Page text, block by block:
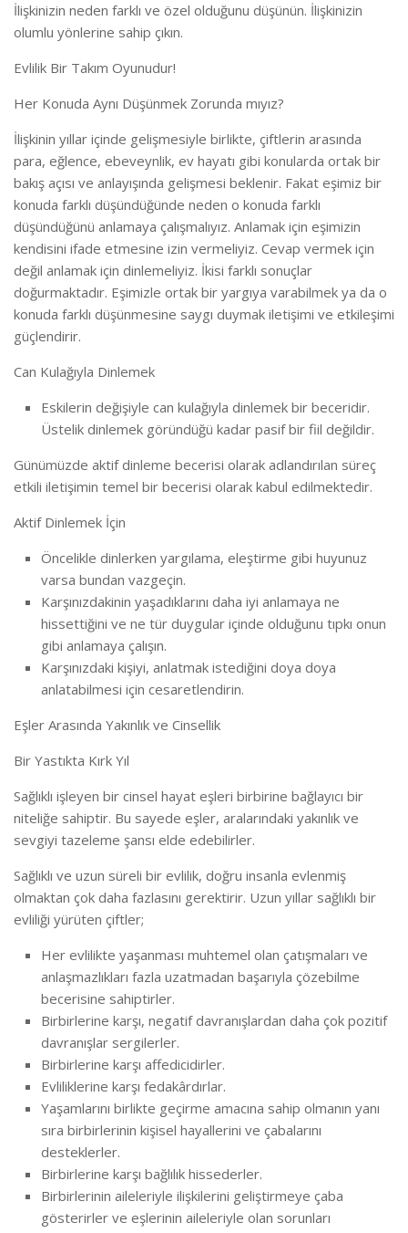
İlişkinizin neden farklı ve özel olduğunu düşünün. İlişkinizin
olumlu yönlerine sahip çıkın.
Evlilik Bir Takım Oyunudur!
Her Konuda Aynı Düşünmek Zorunda mıyız?
İlişkinin yıllar içinde gelişmesiyle birlikte, çiftlerin arasında
para, eğlence, ebeveynlik, ev hayatı gibi konularda ortak bir
bakış açısı ve anlayışında gelişmesi beklenir. Fakat eşimiz bir
konuda farklı düşündüğünde neden o konuda farklı
düşündüğünü anlamaya çalışmalıyız. Anlamak için eşimizin
kendisini ifade etmesine izin vermeliyiz. Cevap vermek için
değil anlamak için dinlemeliyiz. İkisi farklı sonuçlar
doğurmaktadır. Eşimizle ortak bir yargıya varabilmek ya da o
konuda farklı düşünmesine saygı duymak iletişimi ve etkileşimi
güçlendirir.
Can Kulağıyla Dinlemek
Eskilerin değişiyle can kulağıyla dinlemek bir beceridir.
Üstelik dinlemek göründüğü kadar pasif bir fiil değildir.
Günümüzde aktif dinleme becerisi olarak adlandırılan süreç
etkili iletişimin temel bir becerisi olarak kabul edilmektedir.
Aktif Dinlemek İçin
Öncelikle dinlerken yargılama, eleştirme gibi huyunuz
varsa bundan vazgeçin.
Karşınızdakinin yaşadıklarını daha iyi anlamaya ne
hissettiğini ve ne tür duygular içinde olduğunu tıpkı onun
gibi anlamaya çalışın.
Karşınızdaki kişiyi, anlatmak istediğini doya doya
anlatabilmesi için cesaretlendirin.
Eşler Arasında Yakınlık ve Cinsellik
Bir Yastıkta Kırk Yıl
Sağlıklı işleyen bir cinsel hayat eşleri birbirine bağlayıcı bir
niteliğe sahiptir. Bu sayede eşler, aralarındaki yakınlık ve
sevgiyi tazeleme şansı elde edebilirler.
Sağlıklı ve uzun süreli bir evlilik, doğru insanla evlenmiş
olmaktan çok daha fazlasını gerektirir. Uzun yıllar sağlıklı bir
evliliği yürüten çiftler;
Her evlilikte yaşanması muhtemel olan çatışmaları ve
anlaşmazlıkları fazla uzatmadan başarıyla çözebilme
becerisine sahiptirler.
Birbirlerine karşı, negatif davranışlardan daha çok pozitif
davranışlar sergilerler.
Birbirlerine karşı affedicidirler.
Evliliklerine karşı fedakârdırlar.
Yaşamlarını birlikte geçirme amacına sahip olmanın yanı
sıra birbirlerinin kişisel hayallerini ve çabalarını
desteklerler.
Birbirlerine karşı bağlılık hissederler.
Birbirlerinin aileleriyle ilişkilerini geliştirmeye çaba
gösterirler ve eşlerinin aileleriyle olan sorunları